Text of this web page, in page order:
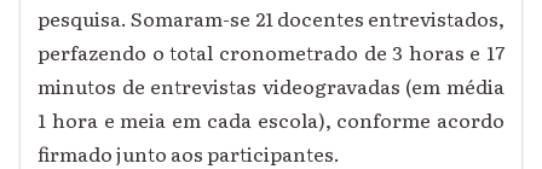
pesquisa. Somaram-se 21 docentes entrevistados,
perfazendo o total cronometrado de 3 horas e 17
minutos de entrevistas videogravadas (em média
1 hora e meia em cada escola), conforme acordo
firmado junto aos participantes.